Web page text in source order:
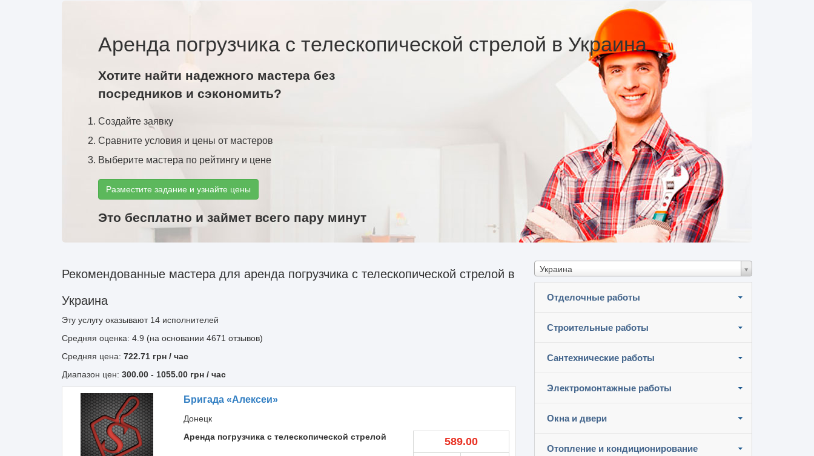
Аренда погрузчика с телескопической стрелой в Украина
Хотите найти надежного мастера без
посредников и сэкономить?
Создайте заявку
Сравните условия и цены от мастеров
Выберите мастера по рейтингу и цене
Разместите задание и узнайте цены
Это бесплатно и займет всего пару минут
Украина
Отделочные работы
Строительные работы
Сантехнические работы
Электромонтажные работы
Окна и двери
Отопление и кондиционирование
Рекомендованные мастера для аренда погрузчика с телескопической стрелой в
Украина
Эту услугу оказывают 14 исполнителей
Средняя оценка: 4.9 (на основании 4671 отзывов)
Средняя цена: 722.71 грн / час
Диапазон цен: 300.00 - 1055.00 грн / час
Бригада «Алексеи»
Донецк
Аренда погрузчика с телескопической стрелой
589.00